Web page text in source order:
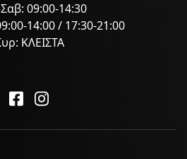
09:00-14:30
14:00 / 17:30-21:00
ΚΛΕΙΣΤΑ